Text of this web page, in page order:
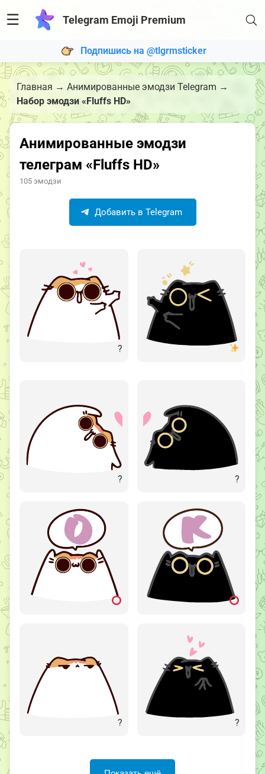
☰ Telegram Emoji Premium
Подпишись на @tlgrmsticker
Главная → Анимированные эмодзи Telegram →
Набор эмодзи «Fluffs HD»
Анимированные эмодзи
телеграм «Fluffs HD»
105 эмодзи
Добавить в Telegram
?
? ?
? ?